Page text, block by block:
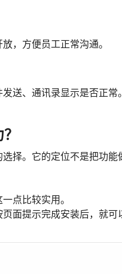
，方便员工正常沟通。
送、通讯录显示是否正常
择。它的定位不是把功能
点比较实用。
面提示完成安装后，就可